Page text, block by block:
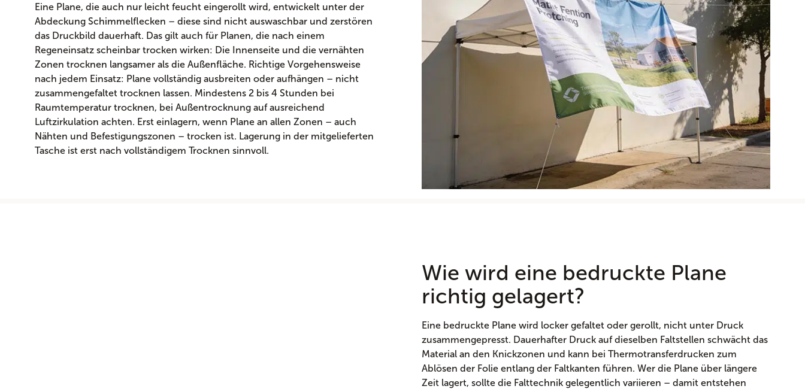
Eine Plane, die auch nur leicht feucht eingerollt wird, entwickelt unter der
Abdeckung Schimmelflecken – diese sind nicht auswaschbar und zerstören
das Druckbild dauerhaft. Das gilt auch für Planen, die nach einem
Regeneinsatz scheinbar trocken wirken: Die Innenseite und die vernähten
Zonen trocknen langsamer als die Außenfläche. Richtige Vorgehensweise
nach jedem Einsatz: Plane vollständig ausbreiten oder aufhängen – nicht
zusammengefaltet trocknen lassen. Mindestens 2 bis 4 Stunden bei
Raumtemperatur trocknen, bei Außentrocknung auf ausreichend
Luftzirkulation achten. Erst einlagern, wenn Plane an allen Zonen – auch
Nähten und Befestigungszonen – trocken ist. Lagerung in der mitgelieferten
Tasche ist erst nach vollständigem Trocknen sinnvoll.
Wie wird eine bedruckte Plane
richtig gelagert?
Eine bedruckte Plane wird locker gefaltet oder gerollt, nicht unter Druck
zusammengepresst. Dauerhafter Druck auf dieselben Faltstellen schwächt das
Material an den Knickzonen und kann bei Thermotransferdrucken zum
Ablösen der Folie entlang der Faltkanten führen. Wer die Plane über längere
Zeit lagert, sollte die Falttechnik gelegentlich variieren – damit entstehen